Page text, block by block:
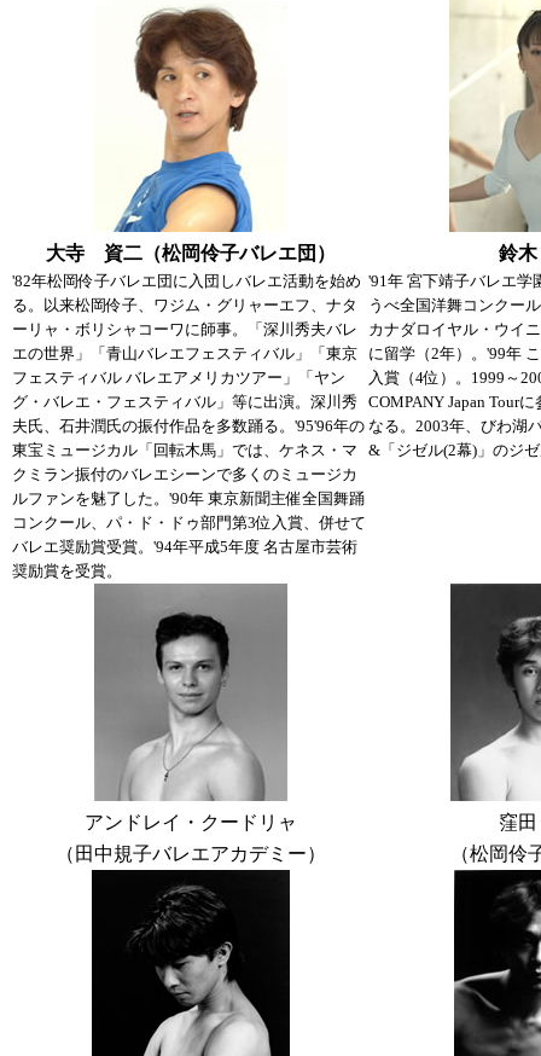
大寺 資二（松岡伶子バレエ団） 鈴
'82年松岡伶子バレエ団に入団しバレエ活動を始め
る。以来松岡伶子、ワジム・グリャーエフ、ナタ
ーリャ・ボリシャコーワに師事。「深川秀夫バレ
エの世界」「青山バレエフェスティバル」「東京
フェスティバル バレエアメリカツアー」「ヤン
グ・バレエ・フェスティバル」等に出演。深川秀
夫氏、石井潤氏の振付作品を多数踊る。'95'96年の
東宝ミュージカル「回転木馬」では、ケネス・マ
クミラン振付のバレエシーンで多くのミュージカ
ルファンを魅了した。'90年 東京新聞主催全国舞踊
コンクール、パ・ド・ドゥ部門第3位入賞、併せて
バレエ奨励賞受賞。'94年平成5年度 名古屋市芸術
奨励賞を受賞。
'91年 宮下靖子バレエ学
うべ全国洋舞コンクー
カナダロイヤル・ウイ
に留学（2年）。'99年
入賞（4位）。1999～
COMPANY Japan Tour
なる。2003年、びわ湖
&「ジゼル(2幕)」のジ
アンドレイ・クードリャ
（田中規子バレエアカデミー）
窪
（松岡伶